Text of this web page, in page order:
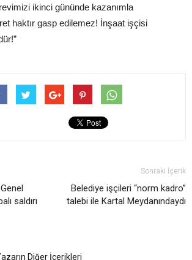
ikinci gününde kazanımla
haktır gasp edilemez! İnşaat işçisi
saldırı
Sonraki İçerik
Belediye işçileri “norm kadro”
talebi ile Kartal Meydanındaydı
Diğer İçerikleri